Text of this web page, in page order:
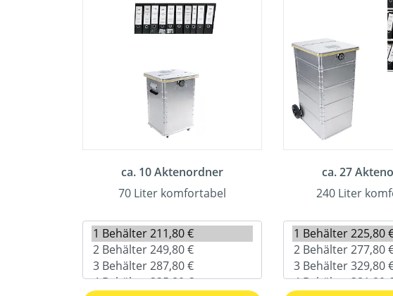
ca. 10 Aktenordner
70 Liter komfortabel
ca. 27
240 Liter